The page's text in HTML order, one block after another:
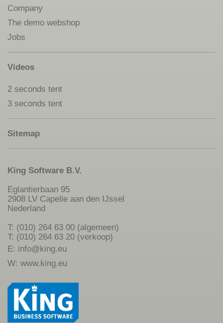
Company
The demo webshop
Jobs
Videos
2 seconds tent
3 seconds tent
Sitemap
King Software B.V.
Eglantierbaan 95
2908 LV Capelle aan den IJssel
Nederland
T: (010) 264 63 00 (algemeen)
T: (010) 264 63 20 (verkoop)
E: info@king.eu
W: www.king.eu